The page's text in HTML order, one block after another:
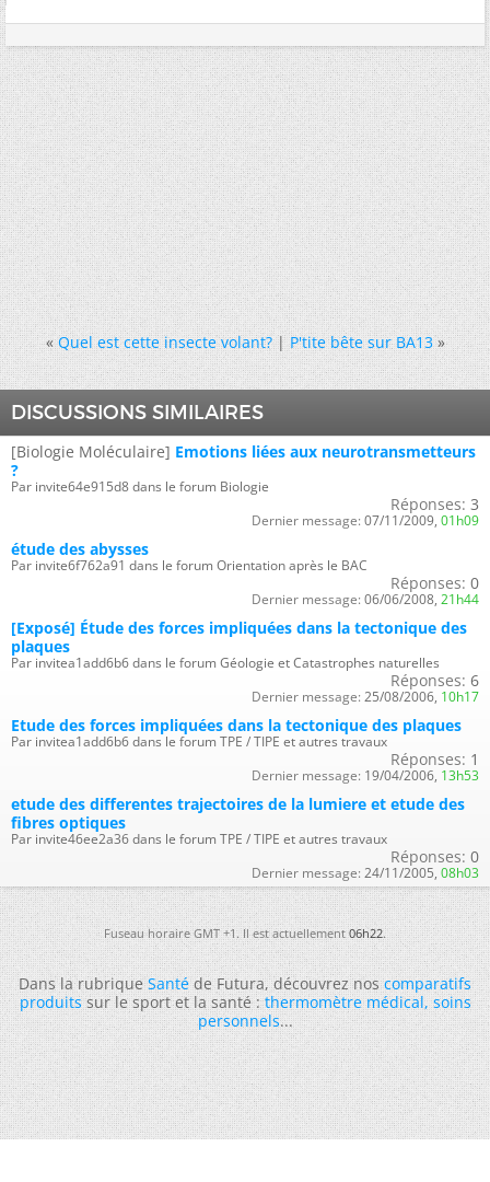
« Quel est cette insecte volant?|P'tite bête sur BA13 »
DISCUSSIONS SIMILAIRES
[Biologie Moléculaire] Emotions liées aux neurotransmetteurs
?
Par invite64e915d8 dans le forum Biologie
Réponses: 3
Dernier message: 07/11/2009, 01h09
étude des abysses
Par invite6f762a91 dans le forum Orientation après le BAC
Réponses: 0
Dernier message: 06/06/2008, 21h44
[Exposé] Étude des forces impliquées dans la tectonique des
plaques
Par invitea1add6b6 dans le forum Géologie et Catastrophes naturelles
Réponses: 6
Dernier message: 25/08/2006, 10h17
Etude des forces impliquées dans la tectonique des plaques
Par invitea1add6b6 dans le forum TPE / TIPE et autres travaux
Réponses: 1
Dernier message: 19/04/2006, 13h53
etude des differentes trajectoires de la lumiere et etude des
fibres optiques
Par invite46ee2a36 dans le forum TPE / TIPE et autres travaux
Réponses: 0
Dernier message: 24/11/2005, 08h03
Fuseau horaire GMT +1. Il est actuellement06h22.
Dans la rubriqueSantéde Futura, découvrez noscomparatifs
produitssur le sport et la santé :thermomètre médical,soins
personnels...